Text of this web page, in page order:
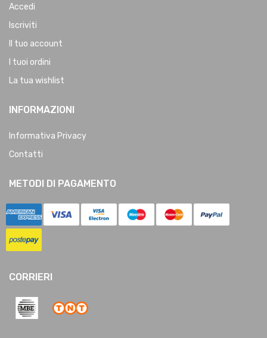
Accedi
Iscriviti
Il tuo account
I tuoi ordini
La tua wishlist
INFORMAZIONI
Informativa Privacy
Contatti
METODI DI PAGAMENTO
CORRIERI